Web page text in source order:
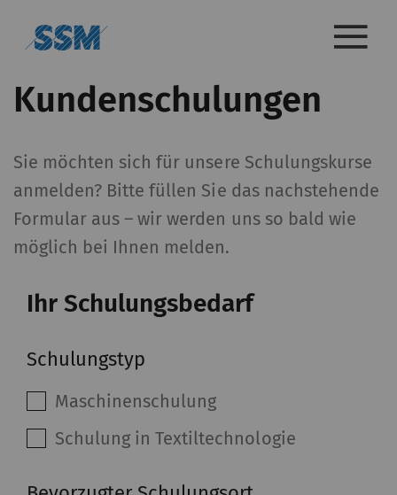
Kundenschulungen
Sie möchten sich für unsere Schulungskurse
anmelden? Bitte füllen Sie das nachstehende
Formular aus – wir werden uns so bald wie
möglich bei Ihnen melden.
Ihr Schulungsbedarf
Schulungstyp
Maschinenschulung
Schulung in Textiltechnologie